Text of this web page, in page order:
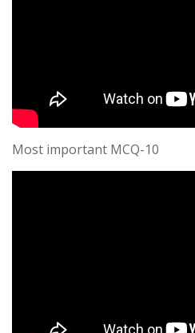
Most important MCQ-10